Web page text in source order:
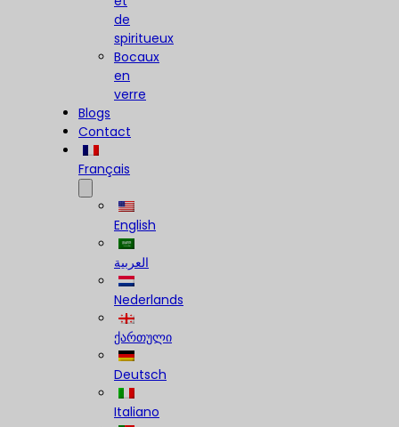
de
spiritueux
Bocaux
en
verre
Blogs
Contact
Français
English
العربية
Nederlands
ქართული
Deutsch
Italiano